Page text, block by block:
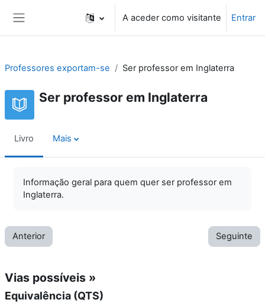
A aceder como visitante Entrar
Professores exportam-se Ser professor em Inglaterra
Ser professor em Inglaterra
Livro Mais
Informação geral para quem quer ser professor em
Inglaterra.
Anterior Seguinte
Vias possíveis »
Equivalência (QTS)